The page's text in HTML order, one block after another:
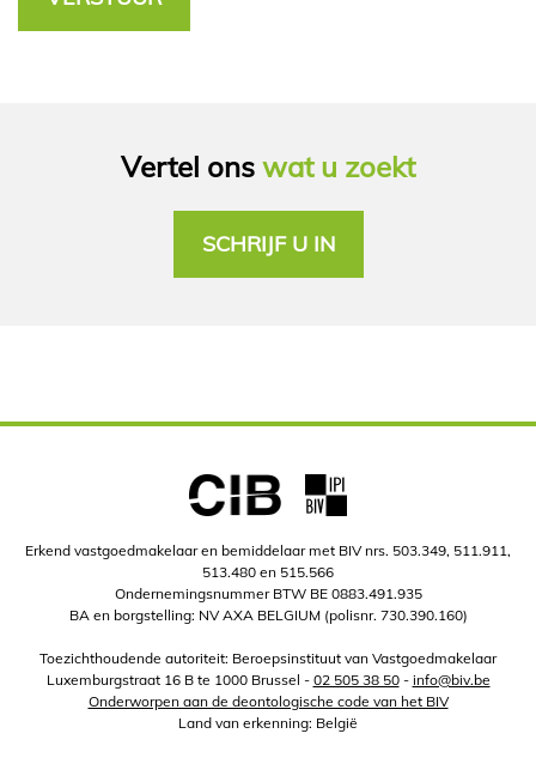
Vertel ons wat u zoekt
SCHRIJF U IN
Erkend vastgoedmakelaar en bemiddelaar met BIV nrs. 503.349, 511.911,
513.480 en 515.566
Ondernemingsnummer BTW BE 0883.491.935
BA en borgstelling: NV AXA BELGIUM (polisnr. 730.390.160)
Toezichthoudende autoriteit: Beroepsinstituut van Vastgoedmakelaar
Luxemburgstraat 16 B te 1000 Brussel - 02 505 38 50- info@biv.be
Onderworpen aan de deontologische code van het BIV
Land van erkenning: België